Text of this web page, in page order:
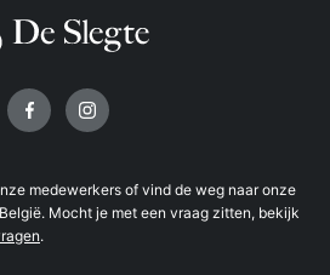
medewerkers of vind de weg naar onze
Mocht je met een vraag zitten, bekijk
.